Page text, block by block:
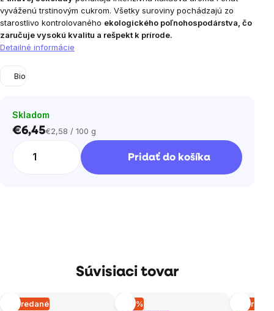
vyváženú trstinovým cukrom. Všetky suroviny pochádzajú zo
starostlivo kontrolovaného ekologického poľnohospodárstva, čo
zaručuje vysokú kvalitu a rešpekt k prírode.
Detailné informácie
Bio
Skladom
€6,45Jednotková
€2,58 / 100 g
Pridať do košíka
Súvisiaci tovar
Vypredané –14 %